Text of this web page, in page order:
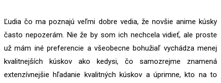
Ľudia čo ma poznajú veľmi dobre vedia, že novšie anime kúsky
často nepozerám. Nie že by som ich nechcela vidieť, ale proste
už mám iné preferencie a všeobecne bohužiaľ vychádza menej
kvalitnejších kúskov ako kedysi, čo samozrejme znamená
extenzívnejšie hľadanie kvalitných kúskov a úprimne, kto na to